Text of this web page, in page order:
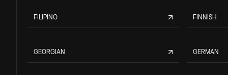
FILIPINO FINNISH
GEORGIAN GERMAN